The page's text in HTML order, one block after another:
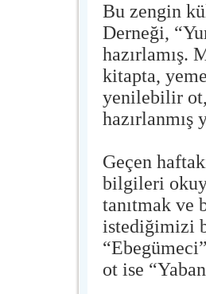
Bu zengin
Derneği,
hazırlamış.
kitapta,
yenilebilir
Geçen
bilgileri
tanıtmak ve
istediğimizi
ot ise